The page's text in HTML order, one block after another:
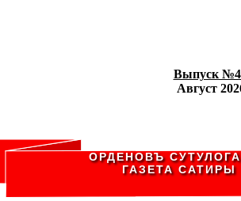
Выпуск
Август
ОРДЕНОВЪ
ГАЗЕТА